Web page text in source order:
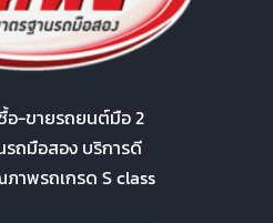
-ขายรถยนต์มือ 2
รถมือสอง บริการดี
าพรถเกรด S class